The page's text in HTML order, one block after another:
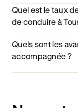
Quel est le taux
de conduire à
Quels sont les
accompagnée ?